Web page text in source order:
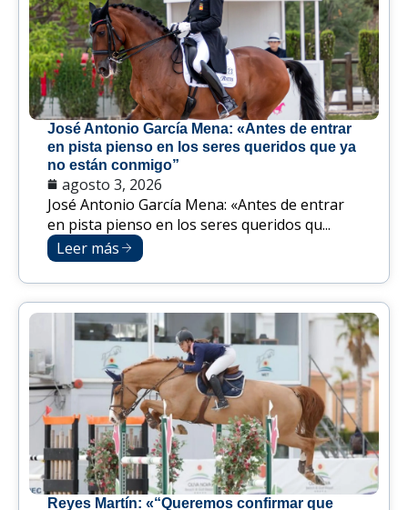
José Antonio García Mena: «Antes de entrar
en pista pienso en los seres queridos que ya
no están conmigo”
agosto 3, 2026
José Antonio García Mena: «Antes de entrar
en pista pienso en los seres queridos qu...
Leer más
Reyes Martín: «“Queremos confirmar que